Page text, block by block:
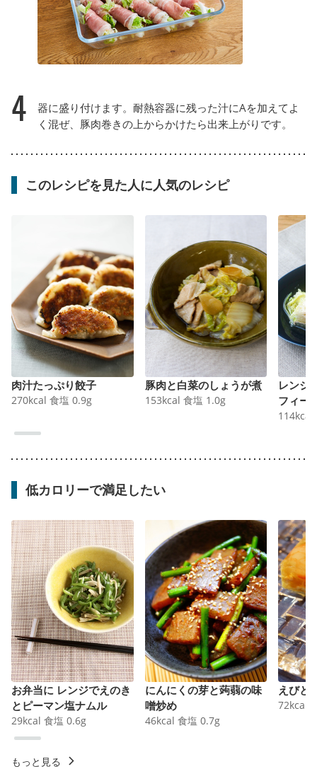
4
器に盛り付けます。耐熱容器に残った汁にAを加えてよ
く混ぜ、豚肉巻きの上からかけたら出来上がりです。
このレシピを見た人に人気のレシピ
肉汁たっぷり餃子
270kcal 食塩 0.9g
豚肉と白菜のしょうが煮
153kcal 食塩 1.0g
レンジ
フィー
114kcal
低カロリーで満足したい
お弁当に レンジでえのき
とピーマン塩ナムル
29kcal 食塩 0.6g
にんにくの芽と蒟蒻の味
噌炒め
46kcal 食塩 0.7g
えびと
72kcal
もっと見る